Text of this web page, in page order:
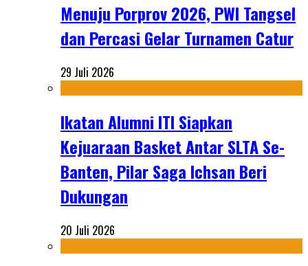
Menuju Porprov 2026, PWI Tangsel
dan Percasi Gelar Turnamen Catur
29 Juli 2026
Ikatan Alumni ITI Siapkan
Kejuaraan Basket Antar SLTA Se-
Banten, Pilar Saga Ichsan Beri
Dukungan
20 Juli 2026